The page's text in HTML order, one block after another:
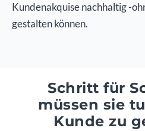
Kundenakquise nachhaltig -
gestalten können.
Schritt für
müssen sie
Kunde zu